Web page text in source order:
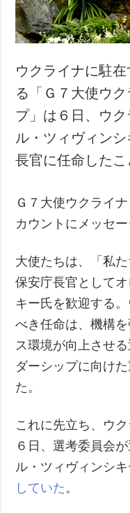
事故・緊急事態
特集
インタビュー
写真
動画
ウクライナに駐
る「Ｇ７大使ウ
プ」は６日、ウ
ル・ツィヴィン
長官に任命したこ
Ｇ７大使ウクライ
カウントにメッセ
大使たちは、「私
保安庁長官として
キー氏を歓迎する
べき任命は、機構
ス環境が向上させ
ダーシップに向け
た。
これに先立ち、ウ
６日、選考委員会
ル・ツィヴィンシ
していた 。